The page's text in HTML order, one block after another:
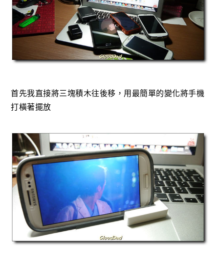
首先我直接將三塊積木往後移，用最簡單的變化將手機
打橫著擺放